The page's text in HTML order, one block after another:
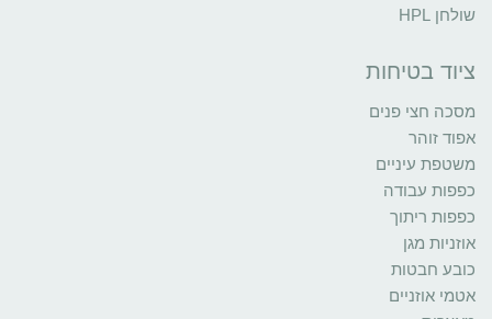
שולחן HPL
ציוד בטיחות
מסכה חצי פנים
אפוד זוהר
משטפת עיניים
כפפות עבודה
כפפות ריתוך
אוזניות מגן
כובע חבטות
אטמי אוזניים